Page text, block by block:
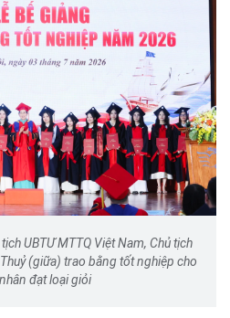
UBTƯ MTTQ Việt Nam, Chủ tịch
(giữa) trao bằng tốt nghiệp cho
đạt loại giỏi